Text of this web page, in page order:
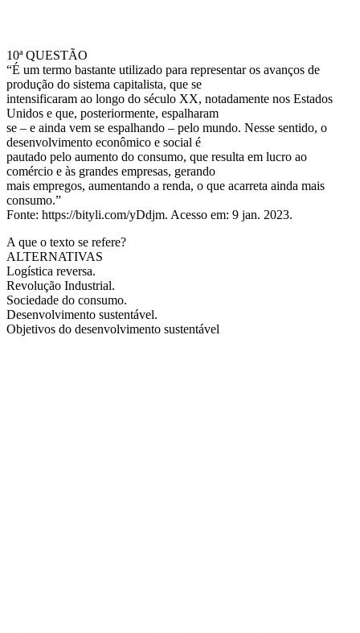
10ª QUESTÃO
“É um termo bastante utilizado para representar os avanços de
produção do sistema capitalista, que se
intensificaram ao longo do século XX, notadamente nos Estados
Unidos e que, posteriormente, espalharam
se – e ainda vem se espalhando – pelo mundo. Nesse sentido, o
desenvolvimento econômico e social é
pautado pelo aumento do consumo, que resulta em lucro ao
comércio e às grandes empresas, gerando
mais empregos, aumentando a renda, o que acarreta ainda mais
consumo.”
Fonte: https://bityli.com/yDdjm. Acesso em: 9 jan. 2023.
A que o texto se refere?
ALTERNATIVAS
Logística reversa.
Revolução Industrial.
Sociedade do consumo.
Desenvolvimento sustentável.
Objetivos do desenvolvimento sustentável